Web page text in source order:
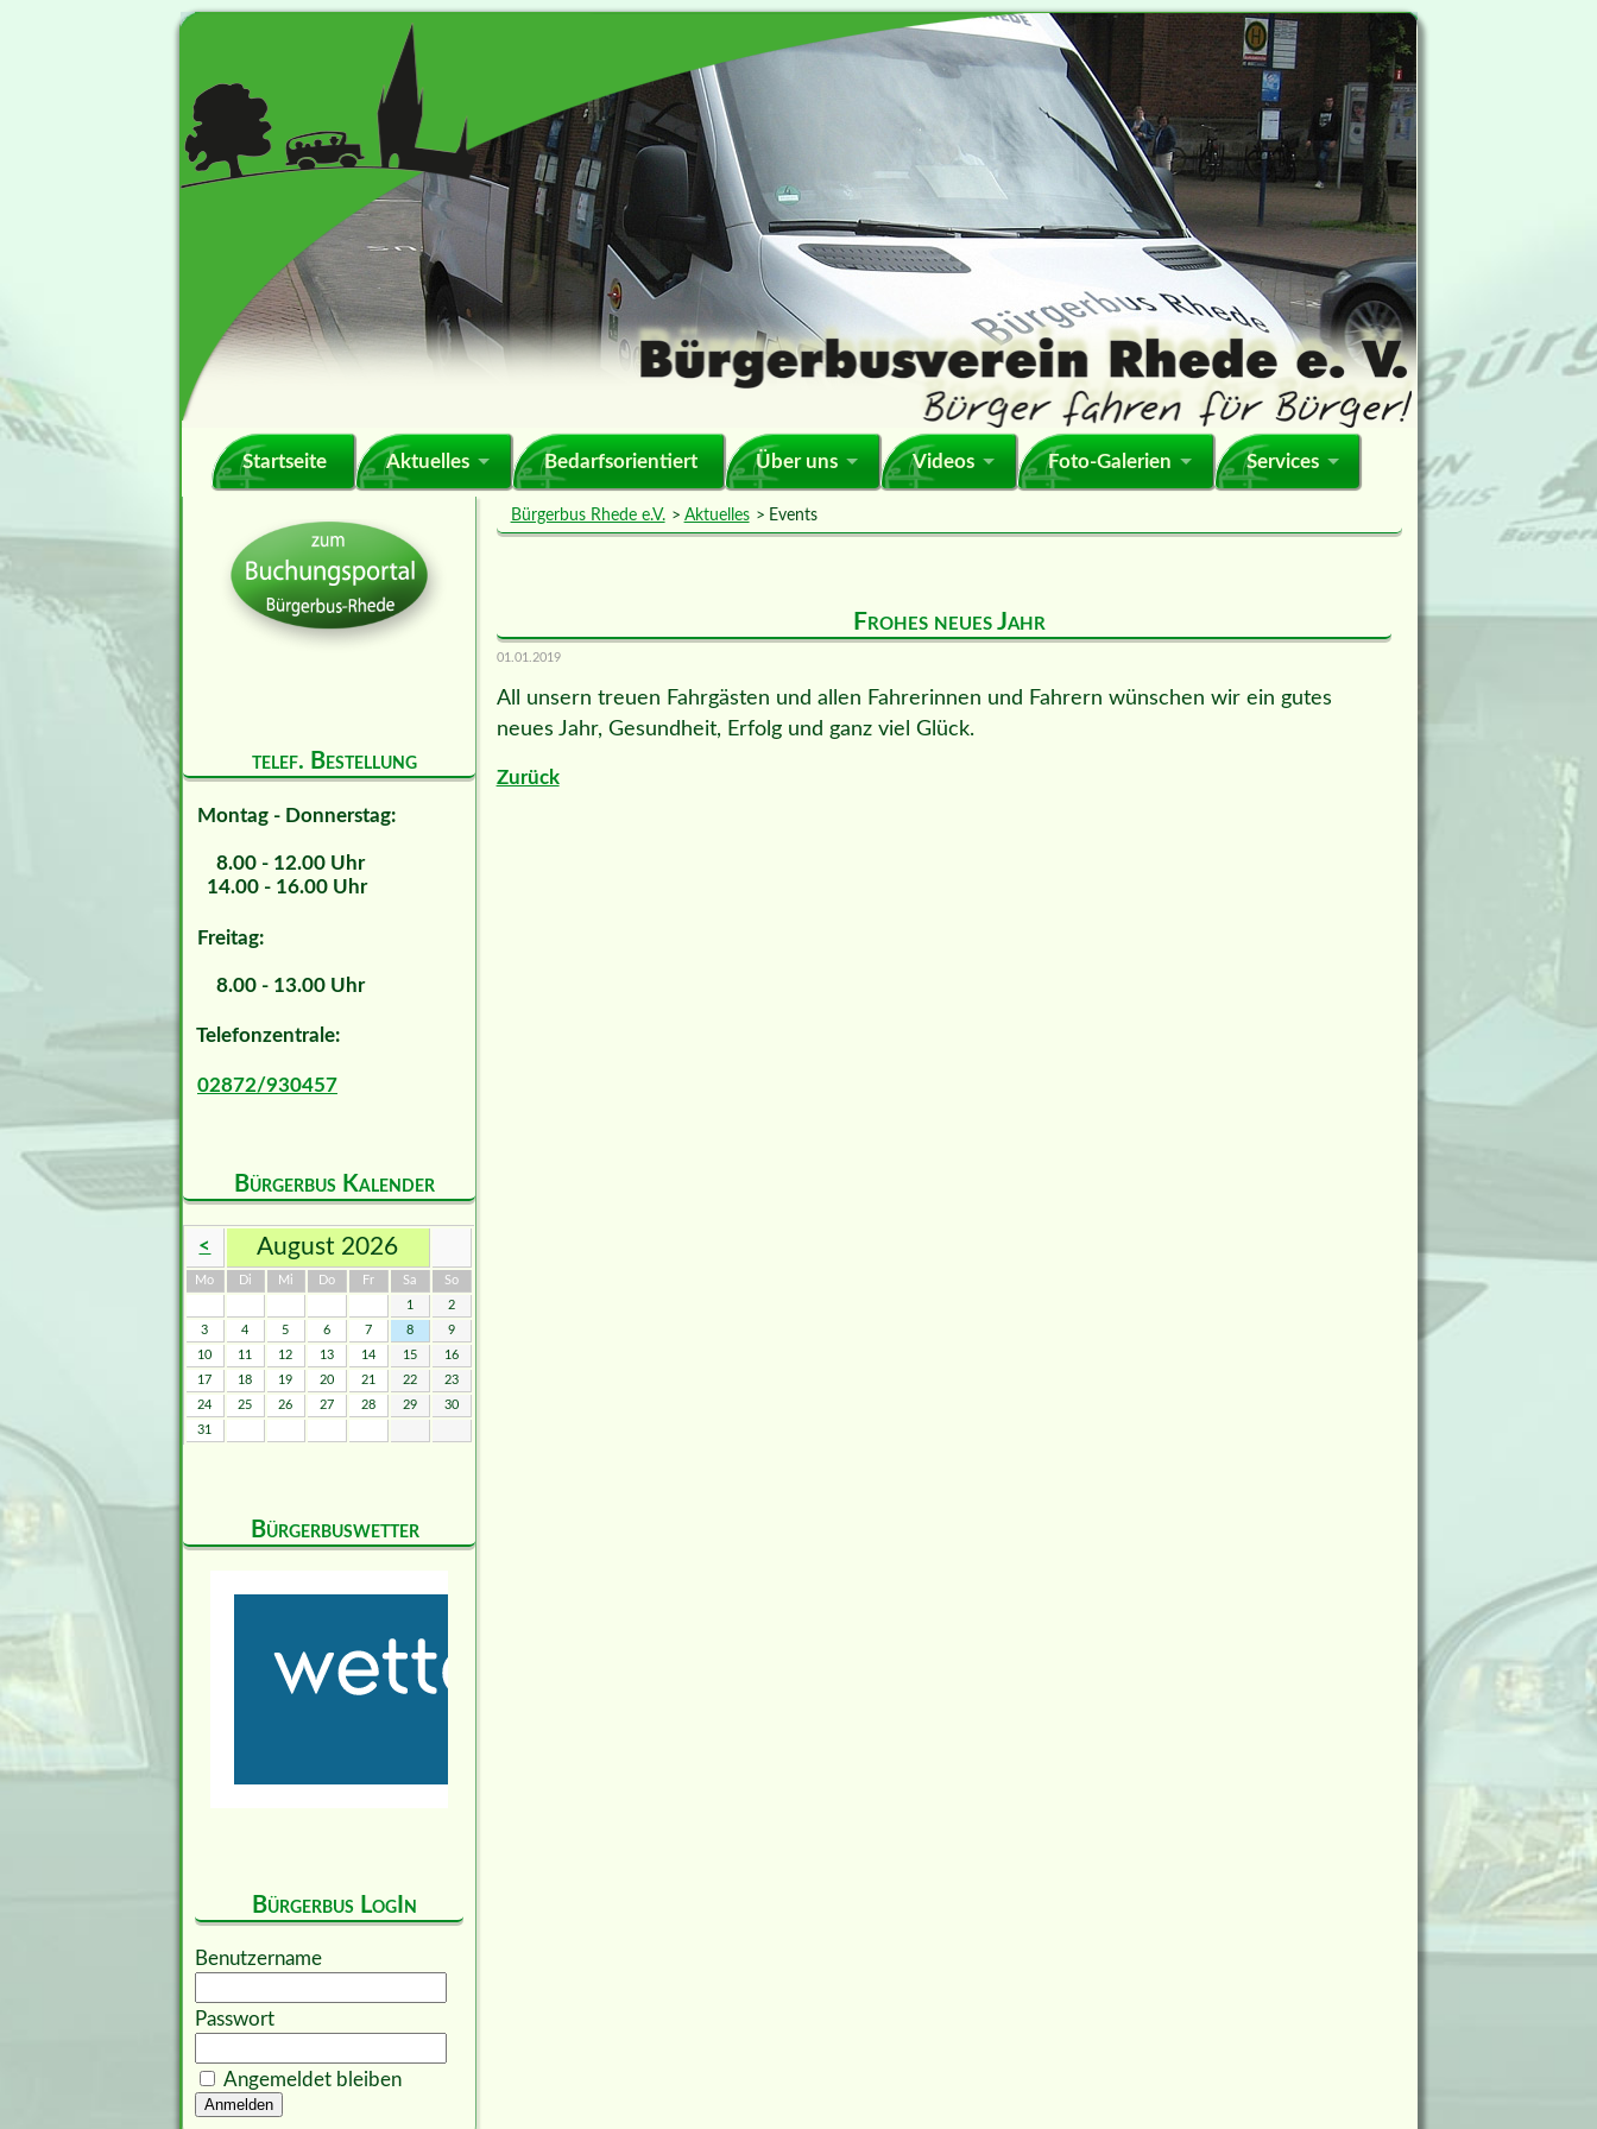
Navigation
überspringen
Startseite Aktuelles Bedarfsorientiert Über uns Videos Foto-Galerien Services
Bürgerbus Rhede e.V. Aktuelles Events
Frohes neues Jahr
01.01.2019
All unsern treuen Fahrgästen und allen Fahrerinnen und Fahrern wünschen wir ein gutes
neues Jahr, Gesundheit, Erfolg und ganz viel Glück.
Zurück
telef. Bestellung
Montag - Donnerstag:
8.00 - 12.00 Uhr
14.00 - 16.00 Uhr
Freitag:
8.00 - 13.00 Uhr
Telefonzentrale:
02872/930457
Bürgerbus Kalender
< August 2026
Montag DienstagMittwoch
Donnerstag
Freitag SamstagSonntag
1
2
3
4 5 6 7 8
9
10
11 12 13 14 15
16
17
18 19 20 21 22
23
24
25 26 27 28 29
30
31
Bürgerbuswetter
Bürgerbus LogIn
Benutzername
Passwort
Angemeldet bleiben
Anmelden